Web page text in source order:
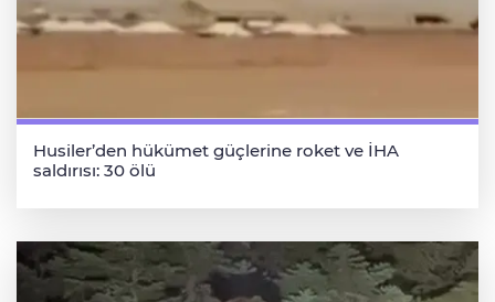
Husiler’den hükümet güçlerine roket ve İHA
saldırısı: 30 ölü